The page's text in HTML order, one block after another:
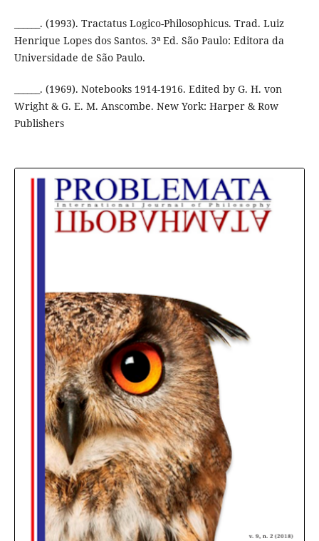
______. (1993). Tractatus Logico-Philosophicus. Trad. Luiz
Henrique Lopes dos Santos. 3ª Ed. São Paulo: Editora da
Universidade de São Paulo.
______. (1969). Notebooks 1914-1916. Edited by G. H. von
Wright & G. E. M. Anscombe. New York: Harper & Row
Publishers